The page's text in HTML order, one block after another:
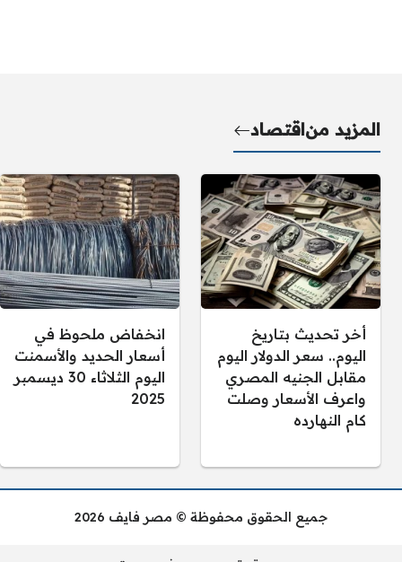
المزيد مناقتصاد
أخر تحديث بتاريخ
اليوم.. سعر الدولار اليوم
مقابل الجنيه المصري
واعرف الأسعار وصلت
كام النهارده
انخفاض ملحوظ في
أسعار الحديد والأسمنت
اليوم الثلاثاء 30 ديسمبر
2025
جميع الحقوق محفوظة © مصر فايف 2026